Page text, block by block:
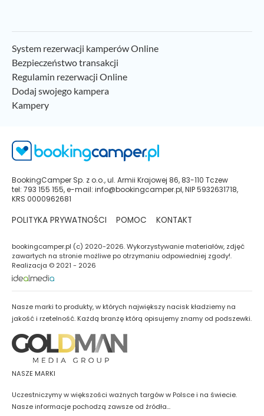
System rezerwacji kamperów Online
Bezpieczeństwo transakcji
Regulamin rezerwacji Online
Dodaj swojego kampera
Kampery
BookingCamper Sp. z o.o., ul. Armii Krajowej 86, 83-110 Tczew
tel: 793 155 155, e-mail: info@bookingcamper.pl, NIP 5932631718,
KRS 0000962681
POLITYKA PRYWATNOŚCI POMOC KONTAKT
bookingcamper.pl (c) 2020-2026. Wykorzystywanie materiałów, zdjęć
zawartych na stronie możliwe po otrzymaniu odpowiedniej zgody!.
Realizacja © 2021 - 2026
Nasze marki to produkty, w których największy nacisk kładziemy na
jakość i rzetelność. Każdą branżę którą opisujemy znamy od podszewki.
NASZE MARKI
Uczestniczymy w większości ważnych targów w Polsce i na świecie.
Nasze informacje pochodzą zawsze od źródła...